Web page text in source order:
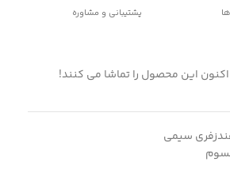
پشتیبانی و مشاوره
اکنون این محصول را تماشا می کنند!
سیمی